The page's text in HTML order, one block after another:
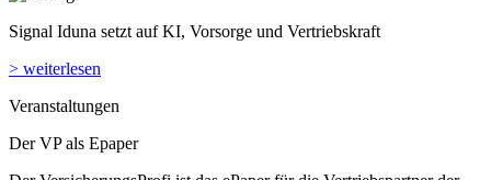
Signal Iduna setzt auf KI, Vorsorge und Vertriebskraft
> weiterlesen
Veranstaltungen
Der VP als Epaper